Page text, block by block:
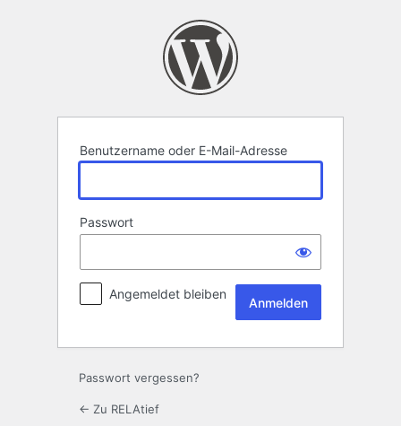
Benutzername oder E-Mail-Adresse
Passwort
Angemeldet bleiben
Passwort vergessen?
← Zu RELAtief